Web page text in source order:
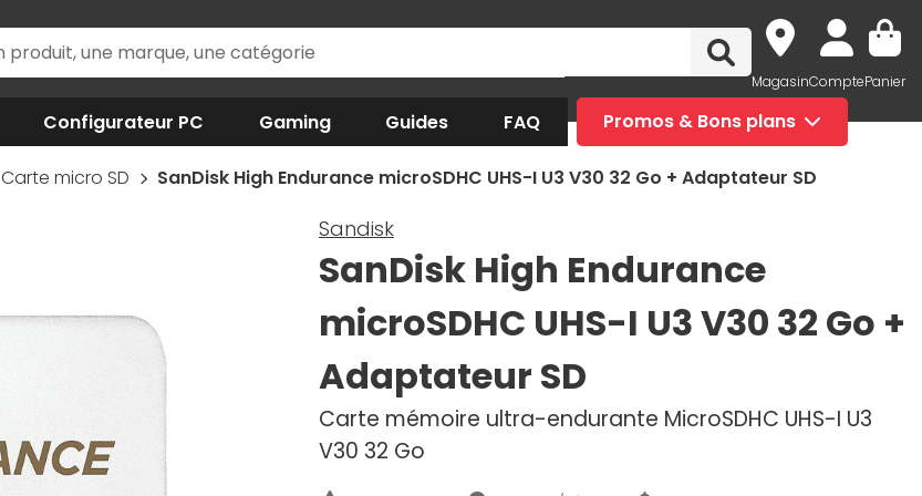
MagasinComptePanier
Configurateur PC Gaming Guides FAQ Promos & Bons plans
Carte micro SD SanDisk High Endurance microSDHC UHS-I U3 V30 32 Go + Adaptateur SD
Sandisk
SanDisk High Endurance
microSDHC UHS-I U3 V30 32 Go +
Adaptateur SD
Carte mémoire ultra-endurante MicroSDHC UHS-I U3
V30 32 Go